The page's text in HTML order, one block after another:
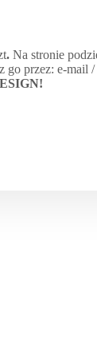
. Na stronie
przez: e-mail
!